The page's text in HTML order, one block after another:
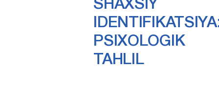
SHAXSIY
PSIXOLOGIK
TAHLIL